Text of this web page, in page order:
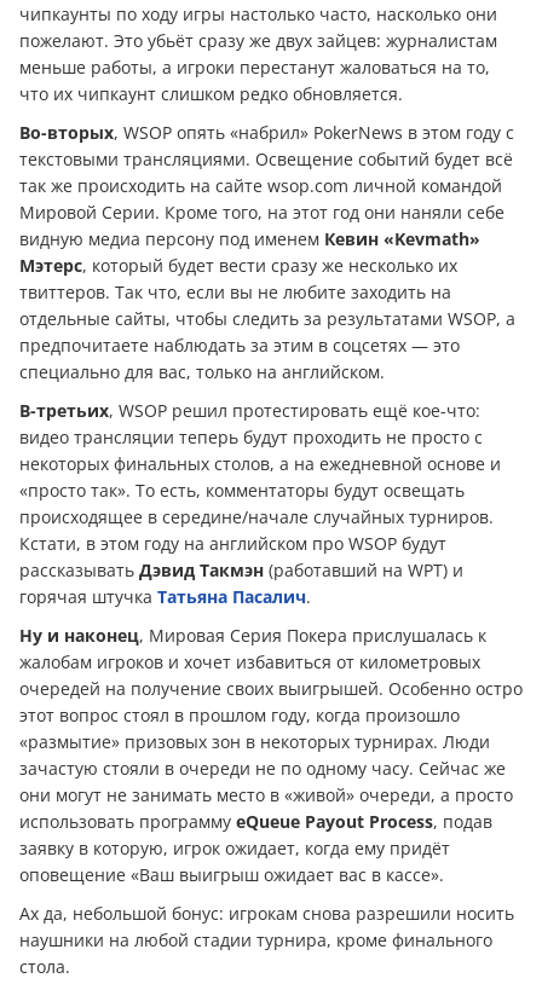
чипкаунты по ходу игры настолько часто, насколько они
пожелают. Это убьёт сразу же двух зайцев: журналистам
меньше работы, а игроки перестанут жаловаться на то,
что их чипкаунт слишком редко обновляется.
Во-вторых, WSOP опять «набрил» PokerNews в этом году с
текстовыми трансляциями. Освещение событий будет всё
так же происходить на сайте wsop.com личной командой
Мировой Серии. Кроме того, на этот год они наняли себе
видную медиа персону под именем Кевин «Kevmath»
Мэтерс, который будет вести сразу же несколько их
твиттеров. Так что, если вы не любите заходить на
отдельные сайты, чтобы следить за результатами WSOP, а
предпочитаете наблюдать за этим в соцсетях — это
специально для вас, только на английском.
В-третьих, WSOP решил протестировать ещё кое-что:
видео трансляции теперь будут проходить не просто с
некоторых финальных столов, а на ежедневной основе и
«просто так». То есть, комментаторы будут освещать
происходящее в середине/начале случайных турниров.
Кстати, в этом году на английском про WSOP будут
рассказывать Дэвид Такмэн (работавший на WPT) и
горячая штучка Татьяна Пасалич.
Ну и наконец, Мировая Серия Покера прислушалась к
жалобам игроков и хочет избавиться от километровых
очередей на получение своих выигрышей. Особенно остро
этот вопрос стоял в прошлом году, когда произошло
«размытие» призовых зон в некоторых турнирах. Люди
зачастую стояли в очереди не по одному часу. Сейчас же
они могут не занимать место в «живой» очереди, а просто
использовать программу eQueue Payout Process, подав
заявку в которую, игрок ожидает, когда ему придёт
оповещение «Ваш выигрыш ожидает вас в кассе».
Ах да, небольшой бонус: игрокам снова разрешили носить
наушники на любой стадии турнира, кроме финального
стола.